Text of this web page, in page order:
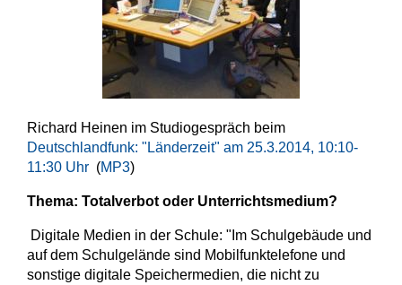
Richard Heinen im Studiogespräch beim
Deutschlandfunk: "Länderzeit" am 25.3.2014, 10:10-
11:30 Uhr (MP3)
Thema: Totalverbot oder Unterrichtsmedium?
Digitale Medien in der Schule: "Im Schulgebäude und
auf dem Schulgelände sind Mobilfunktelefone und
sonstige digitale Speichermedien, die nicht zu